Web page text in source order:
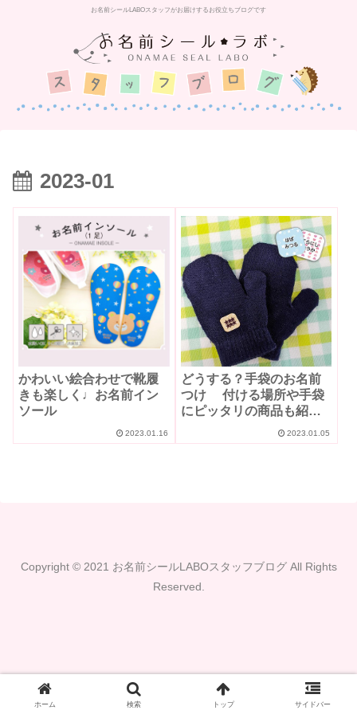
お名前シールLABOスタッフがお届けするお役立ちブログです
2023-01
かわいい絵合わせで靴履
きも楽しく♩お名前イン
ソール
2023.01.16
どうする？手袋のお名前
つけ 付ける場所や手袋
にピッタリの商品も紹
2023.01.05
Copyright © 2021 お名前シールLABOスタッフブログ All Rights
Reserved.
ホーム 検索 トップ サイドバー